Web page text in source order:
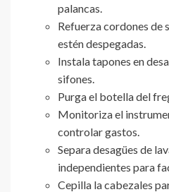
palancas.
Refuerza cordones de
estén despegadas.
Instala tapones en
sifones.
Purga el botella del
Monitoriza el
controlar gastos.
Separa desagües de
independientes para
Cepilla la cabezales